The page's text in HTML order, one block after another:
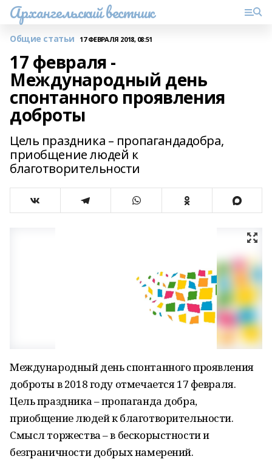
Архангельский вестник
Общие статьи 17 ФЕВРАЛЯ 2018, 08:51
17 февраля -
Международный день
спонтанного проявления
доброты
Цель праздника – пропагандадобра,
приобщение людей к
благотворительности
Международный день спонтанного проявления
доброты в 2018 году отмечается 17 февраля.
Цель праздника – пропаганда добра,
приобщение людей к благотворительности.
Смысл торжества – в бескорыстности и
безграничности добрых намерений.